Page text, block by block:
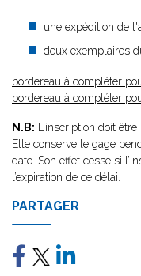
une expédition de
deux exemplaires
bordereau à compléter
bordereau à compléter
N.B: L’inscription doit
Elle conserve le gage
date. Son effet cesse si
l’expiration de ce délai.
PARTAGER